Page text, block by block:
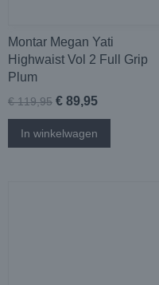
Montar Megan Yati
Highwaist Vol 2 Full Grip
Plum
€ 119,95 € 89,95
In winkelwagen